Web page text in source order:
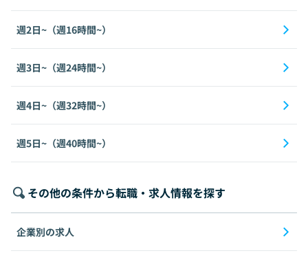
週2日~（週16時間~）
週3日~（週24時間~）
週4日~（週32時間~）
週5日~（週40時間~）
その他の条件から転職・求人情報を探す
企業別の求人